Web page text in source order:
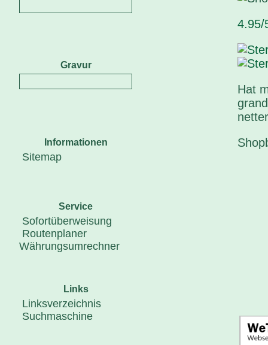
Gravur
Informationen
Sitemap
Service
Sofortüberweisung
Routenplaner
Währungsumrechner
Links
Linksverzeichnis
Suchmaschine
4.95/
Hat